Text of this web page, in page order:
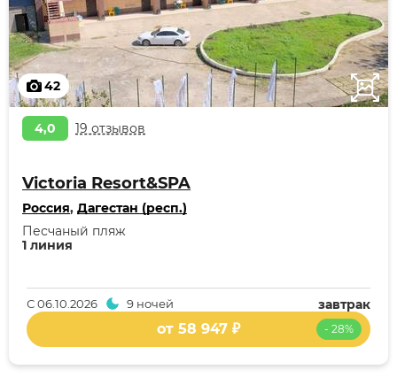
42
4,0 19 отзывов
Victoria Resort&SPA
Россия, Дагестан (респ.)
1 линия
Песчаный пляж
завтрак
С06.10.2026 9 ночей
- 28%
от 58 947 ₽